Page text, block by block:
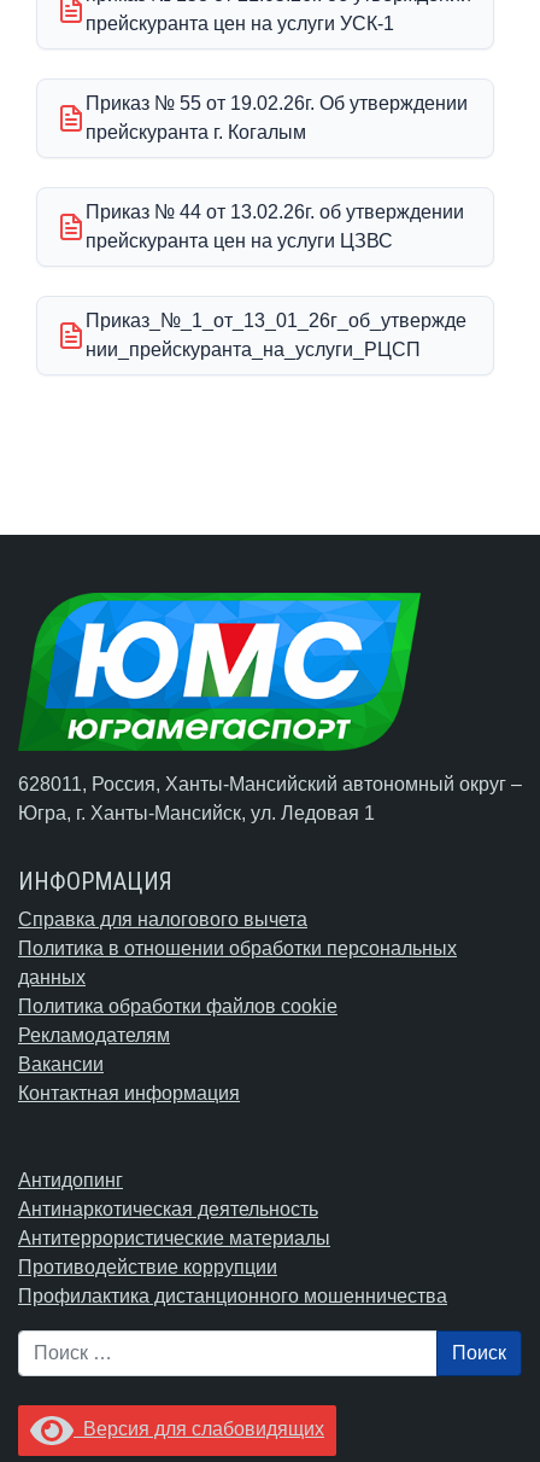
прейскуранта цен на услуги УСК-1
Приказ № 55 от 19.02.26г. Об утверждении
прейскуранта г. Когалым
Приказ № 44 от 13.02.26г. об утверждении
прейскуранта цен на услуги ЦЗВС
Приказ_№_1_от_13_01_26г_об_утвержде
нии_прейскуранта_на_услуги_РЦСП
628011, Россия, Ханты-Мансийский автономный округ –
Югра, г. Ханты-Мансийск, ул. Ледовая 1
ИНФОРМАЦИЯ
Справка для налогового вычета
Политика в отношении обработки персональных
данных
Политика обработки файлов cookie
Рекламодателям
Вакансии
Контактная информация
Антидопинг
Антинаркотическая деятельность
Антитеррористические материалы
Противодействие коррупции
Профилактика дистанционного мошенничества
Поиск
Версия для слабовидящих